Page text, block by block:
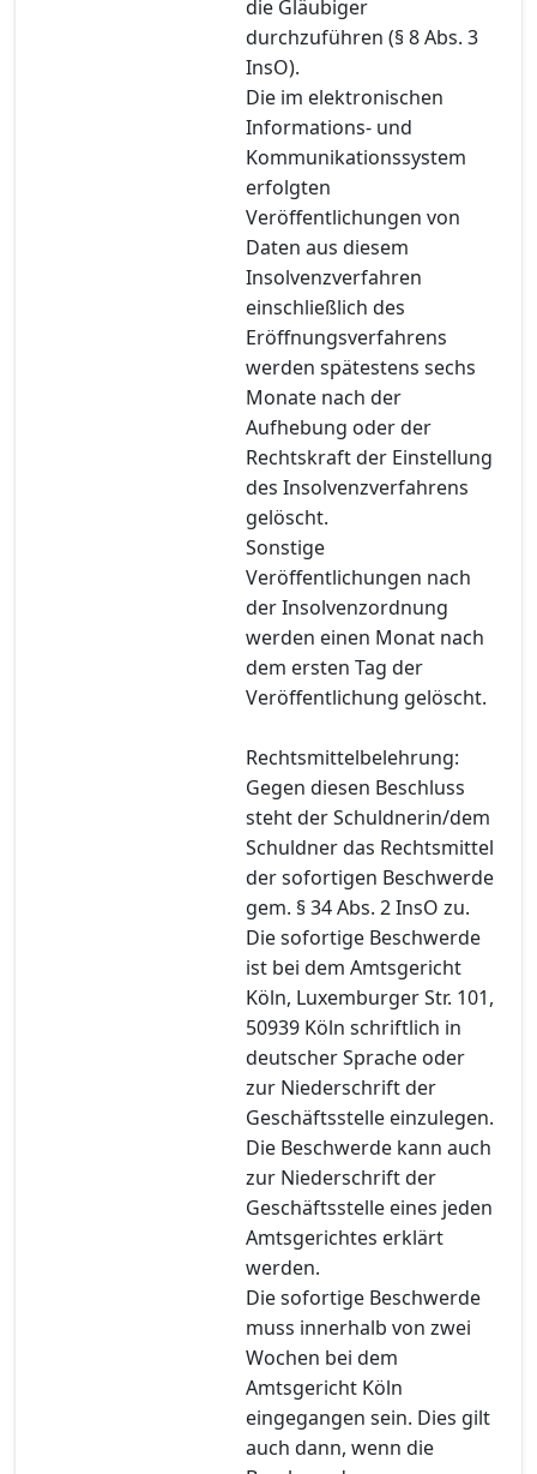
die Gläubiger
durchzuführen (§ 8 Abs. 3
InsO).
Die im elektronischen
Informations- und
Kommunikationssystem
erfolgten
Veröffentlichungen von
Daten aus diesem
Insolvenzverfahren
einschließlich des
Eröffnungsverfahrens
werden spätestens sechs
Monate nach der
Aufhebung oder der
Rechtskraft der Einstellung
des Insolvenzverfahrens
gelöscht.
Sonstige
Veröffentlichungen nach
der Insolvenzordnung
werden einen Monat nach
dem ersten Tag der
Veröffentlichung gelöscht.
Rechtsmittelbelehrung:
Gegen diesen Beschluss
steht der Schuldnerin/dem
Schuldner das Rechtsmittel
der sofortigen Beschwerde
gem. § 34 Abs. 2 InsO zu.
Die sofortige Beschwerde
ist bei dem Amtsgericht
Köln, Luxemburger Str. 101,
50939 Köln schriftlich in
deutscher Sprache oder
zur Niederschrift der
Geschäftsstelle einzulegen.
Die Beschwerde kann auch
zur Niederschrift der
Geschäftsstelle eines jeden
Amtsgerichtes erklärt
werden.
Die sofortige Beschwerde
muss innerhalb von zwei
Wochen bei dem
Amtsgericht Köln
eingegangen sein. Dies gilt
auch dann, wenn die